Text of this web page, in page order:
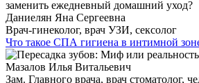
Даниелян Яна Сергеевна
Врач-гинеколог, врач УЗИ, сексолог
Что такое СПА гигиена в интимной
Мазалов Илья Витальевич
Зам. Главного врача, врач стоматолог,